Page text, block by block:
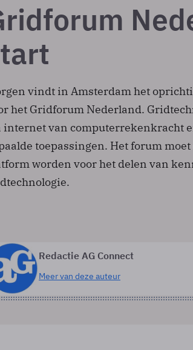
vindt in Amsterdam het
het Gridforum Nederland.
internet van computerrekenkracht
toepassingen. Het forum
worden voor het delen van
Redactie AG Connect
Meer van deze auteur